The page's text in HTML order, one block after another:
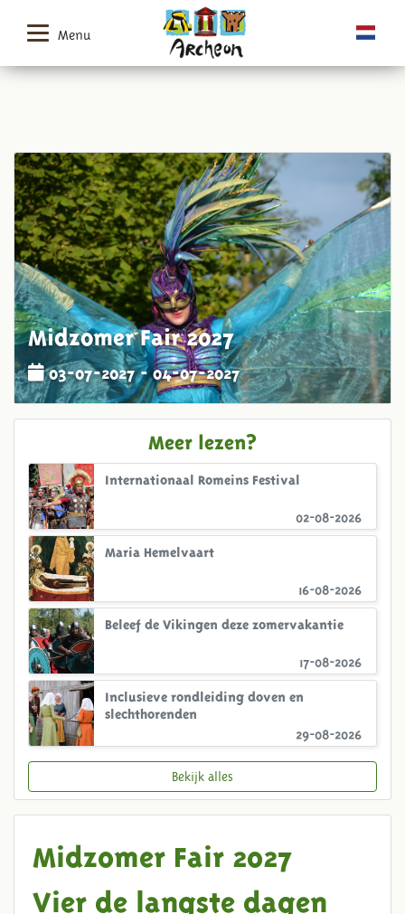
Menu
Midzomer Fair 2027
03-07-2027 - 04-07-2027
Midzomer Fair 2027
Vier de langste dagen
Meer lezen?
02-08-2026
Internationaal Romeins Festival
16-08-2026
Maria Hemelvaart
17-08-2026
Beleef de Vikingen deze zomervakantie
29-08-2026
Inclusieve rondleiding doven en
slechthorenden
Bekijk alles